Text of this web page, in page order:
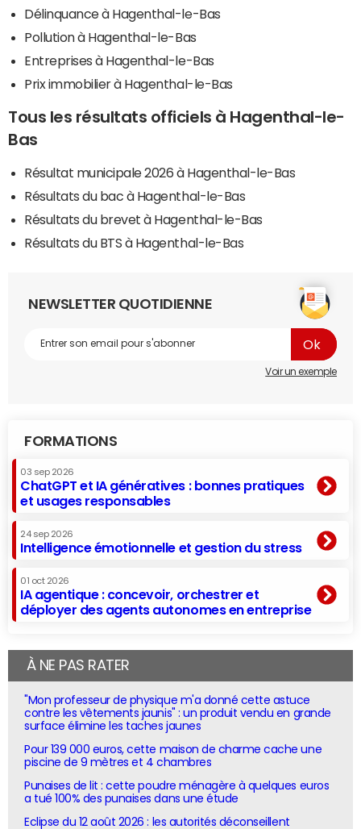
Délinquance à Hagenthal-le-Bas
Pollution à Hagenthal-le-Bas
Entreprises à Hagenthal-le-Bas
Prix immobilier à Hagenthal-le-Bas
Tous les résultats officiels à Hagenthal-le-
Bas
Résultat municipale 2026 à Hagenthal-le-Bas
Résultats du bac à Hagenthal-le-Bas
Résultats du brevet à Hagenthal-le-Bas
Résultats du BTS à Hagenthal-le-Bas
NEWSLETTER QUOTIDIENNE
Voir un exemple
FORMATIONS
03 sep 2026
ChatGPT et IA génératives : bonnes pratiques
et usages responsables
24 sep 2026
Intelligence émotionnelle et gestion du stress
01 oct 2026
IA agentique : concevoir, orchestrer et
déployer des agents autonomes en entreprise
À NE PAS RATER
"Mon professeur de physique m'a donné cette astuce
contre les vêtements jaunis" : un produit vendu en grande
surface élimine les taches jaunes
Pour 139 000 euros, cette maison de charme cache une
piscine de 9 mètres et 4 chambres
Punaises de lit : cette poudre ménagère à quelques euros
a tué 100% des punaises dans une étude
Eclipse du 12 août 2026 : les autorités déconseillent